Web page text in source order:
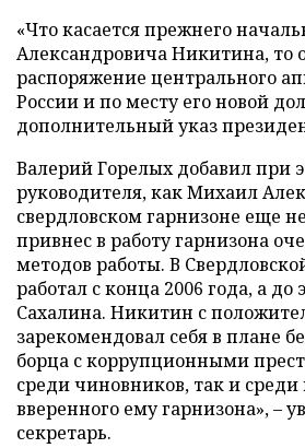
«Что касается прежнего
Александровича Никитина, то
распоряжение центрального
России и по месту его новой
дополнительный указ
Валерий Горелых добавил при
руководителя, как Михаил
свердловском гарнизоне еще
привнес в работу гарнизона
методов работы. В
работал с конца 2006 года, а до
Сахалина. Никитин с
зарекомендовал себя в плане
борца с коррупционными
среди чиновников, так и
вверенного ему гарнизона», –
секретарь.